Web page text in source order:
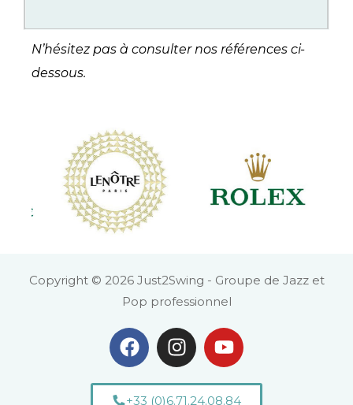
N’hésitez pas à consulter nos références ci-
dessous.
Copyright © 2026 Just2Swing - Groupe de Jazz et
Pop professionnel
+33 (0)6.71.24.08.84